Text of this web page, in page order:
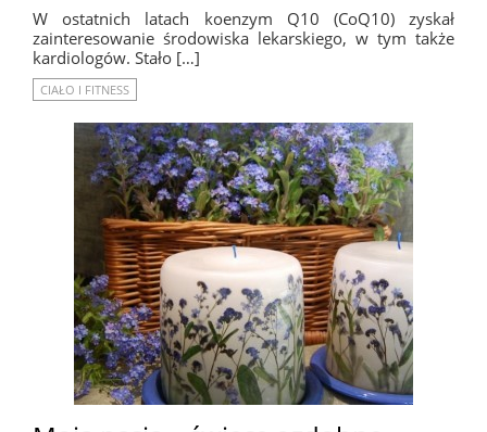
W ostatnich latach koenzym Q10 (CoQ10) zyskał
zainteresowanie środowiska lekarskiego, w tym także
kardiologów. Stało […]
CIAŁO I FITNESS